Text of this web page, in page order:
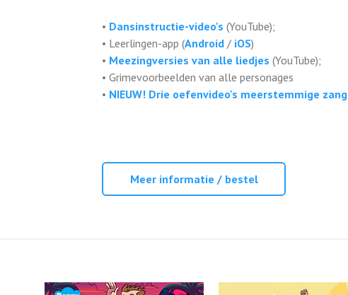
• Dansinstructie-video's (YouTube);
• Leerlingen-app (Android / iOS)
• Meezingversies van alle liedjes (YouTube);
• Grimevoorbeelden van alle personages
• NIEUW! Drie oefenvideo's meerstemmige zang
Meer informatie / bestel